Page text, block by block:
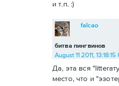
и т.п. :)
битва пингвинов
falcao
August 11 2011, 13:18:15
Да, эта вся
место, что и